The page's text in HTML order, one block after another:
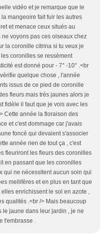
vidéo et je remarque que le
mangeoire fait fuir les autres
et menace ceux situés au
voyons pas ces oiseaux chez
la coronille citrina si tu veux je
coronilles se ressèment
est donné pour - 7° -10° .<br
quelque chose , l'année
issus de ce pied de coronille
fleurs mais très jaunes alors je
fidèle il faut que je vois avec les
Cette année la floraison des
et c'est dommage car j'avais
foncé qui devaient s'associer
année rien de tout ça , c'est
fleuriront les fleurs des coronilles
en passant que les coronilles
qui ne nécessitent aucun soin qui
mellifères et en plus en tant que
enrichissent le sol en azote ,
qualités .<br /> Mais beaucoup
le jaune dans leur jardin , je ne
t'embrasse .